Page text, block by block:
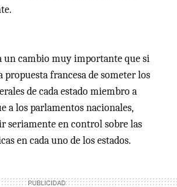
un cambio muy importante que si
propuesta francesa de someter los
de cada estado miembro a
a los parlamentos nacionales,
seriamente en control sobre las
en cada uno de los estados.